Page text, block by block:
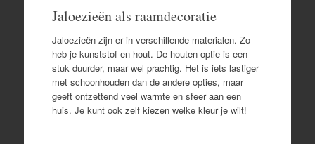
Jaloezieën als raamdecoratie
Jaloezieën zijn er in verschillende materialen. Zo
heb je kunststof en hout. De houten optie is een
stuk duurder, maar wel prachtig. Het is iets lastiger
met schoonhouden dan de andere opties, maar
geeft ontzettend veel warmte en sfeer aan een
huis. Je kunt ook zelf kiezen welke kleur je wilt!